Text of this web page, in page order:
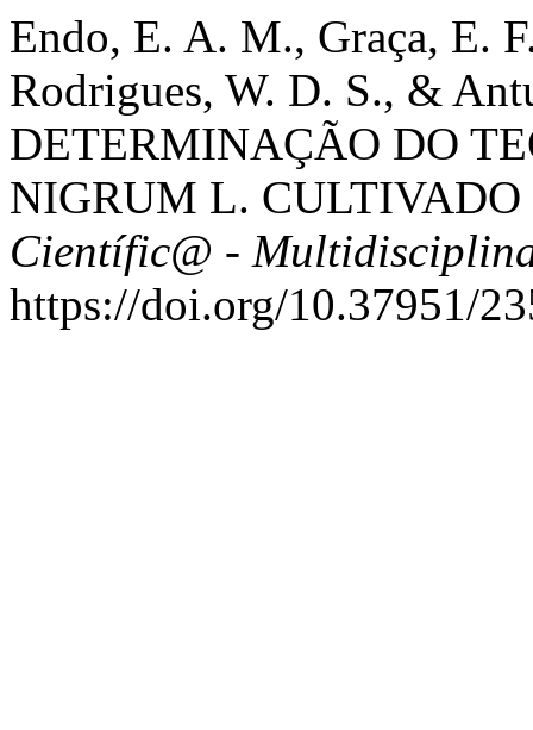
Endo, E. A. M., Graça, E.
Rodrigues, W. D. S., &
DETERMINAÇÃO DO
NIGRUM L.
Científic@ -
https://doi.org/10.37951/